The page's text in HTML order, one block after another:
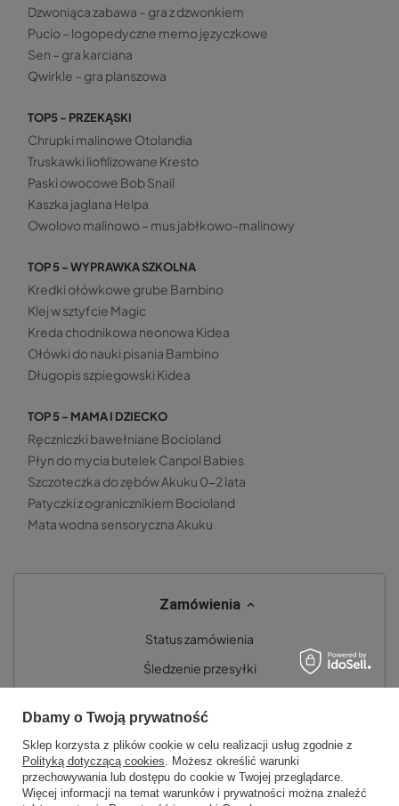
Dzwoniąca zabawa – gra z dzwonkiem
Pucio – logopedyczne memo języczkowe
Sen – gra karciana
Qwirkle – gra planszowa
TOP5 - PRZEKĄSKI
Chrupki malinowe Otolandia
Truskawki liofilizowane Kresto
Paski owocowe Bob Snail
Kaszka jaglana Helpa
Owolovo malinowo – mus jabłkowo-malinowy
TOP 5 - WYPRAWKA SZKOLNA
Kredki ołówkowe grube Bambino
Klej w sztyfcie Magic
Kreda chodnikowa neonowa Kidea
Ołówki do nauki pisania Bambino
Długopis szpiegowski Kidea
TOP 5 - MAMA I DZIECKO
Ręczniczki bawełniane Bocioland
Płyn do mycia butelek Canpol Babies
Szczoteczka do zębów Akuku 0-2 lata
Patyczki z ogranicznikiem Bocioland
Mata wodna sensoryczna Akuku
Zamówienia
Status zamówienia
Śledzenie przesyłki
Chcę zwrócić produkt
Chcę wymienić towar
Kontakt
Dbamy o Twoją prywatność
Sklep korzysta z plików cookie w celu realizacji usług zgodnie z
Polityką dotyczącą cookies. Możesz określić warunki
przechowywania lub dostępu do cookie w Twojej przeglądarce.
Więcej informacji na temat warunków i prywatności można znaleźć